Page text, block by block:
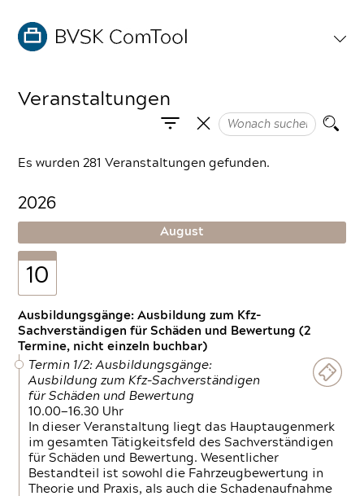
Veranstaltungen
Es wurden 281 Veranstaltungen gefunden.
2026
August
10
Ausbildungsgänge: Ausbildung zum Kfz-
Sachverständigen für Schäden und Bewertung (2
Termine, nicht einzeln buchbar)
Termin 1/2: Ausbildungsgänge:
Ausbildung zum Kfz-Sachverständigen
für Schäden und Bewertung
10.00—16.30 Uhr
In dieser Veranstaltung liegt das Hauptaugenmerk
im gesamten Tätigkeitsfeld des Sachverständigen
für Schäden und Bewertung. Wesentlicher
Bestandteil ist sowohl die Fahrzeugbewertung in
Theorie und Praxis, als auch die Schadenaufnahme